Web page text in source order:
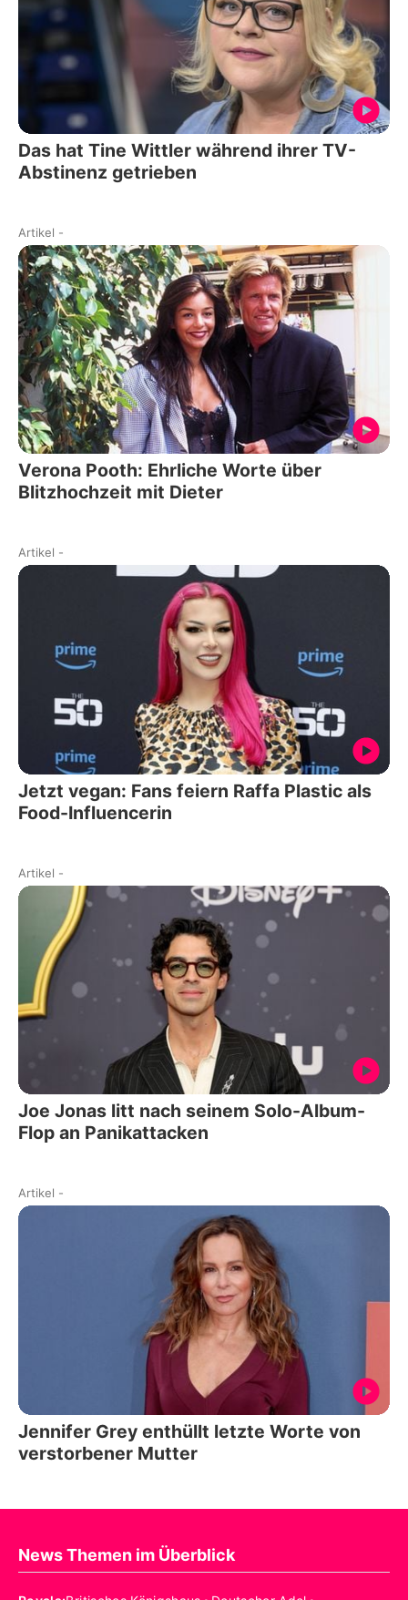
Das hat Tine Wittler während ihrer TV-
Abstinenz getrieben
Artikel -
Verona Pooth: Ehrliche Worte über
Blitzhochzeit mit Dieter
Artikel -
Jetzt vegan: Fans feiern Raffa Plastic als
Food-Influencerin
Artikel -
Joe Jonas litt nach seinem Solo-Album-
Flop an Panikattacken
Artikel -
Jennifer Grey enthüllt letzte Worte von
verstorbener Mutter
News Themen im Überblick